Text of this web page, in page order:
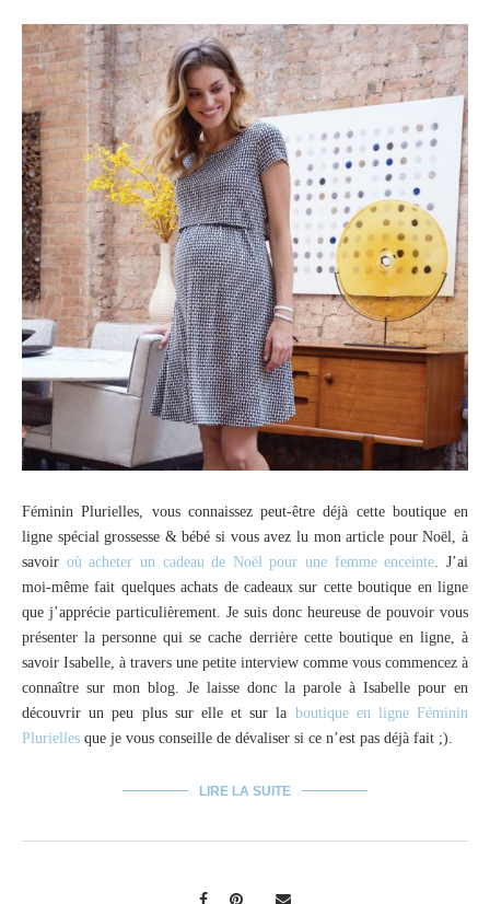
Féminin Plurielles, vous connaissez peut-être déjà cette boutique en
ligne spécial grossesse & bébé si vous avez lu mon article pour Noël, à
savoir où acheter un cadeau de Noël pour une femme enceinte. J’ai
moi-même fait quelques achats de cadeaux sur cette boutique en ligne
que j’apprécie particulièrement. Je suis donc heureuse de pouvoir vous
présenter la personne qui se cache derrière cette boutique en ligne, à
savoir Isabelle, à travers une petite interview comme vous commencez à
connaître sur mon blog. Je laisse donc la parole à Isabelle pour en
découvrir un peu plus sur elle et sur la boutique en ligne Féminin
Plurielles que je vous conseille de dévaliser si ce n’est pas déjà fait ;).
LIRE LA SUITE